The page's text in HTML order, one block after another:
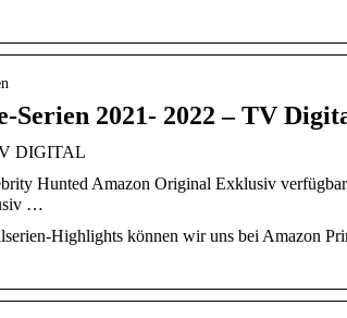
Serien 2021- 2022 – TV
DIGITAL
Hunted Amazon Original Exklusiv verfügbar
…
Highlights können wir uns bei Amazon